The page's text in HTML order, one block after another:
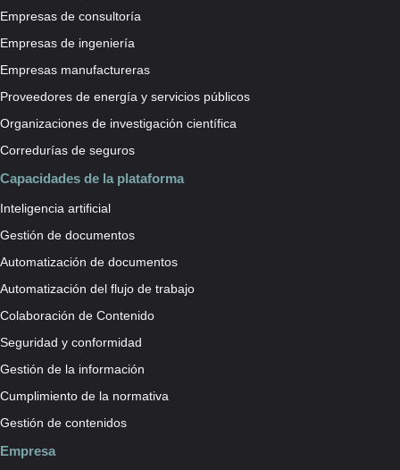
Empresas de consultoría
Empresas de ingeniería
Empresas manufactureras
Proveedores de energía y servicios públicos
Organizaciones de investigación científica
Corredurías de seguros
Capacidades de la plataforma
Inteligencia artificial
Gestión de documentos
Automatización de documentos
Automatización del flujo de trabajo
Colaboración de Contenido
Seguridad y conformidad
Gestión de la información
Cumplimiento de la normativa
Gestión de contenidos
Empresa